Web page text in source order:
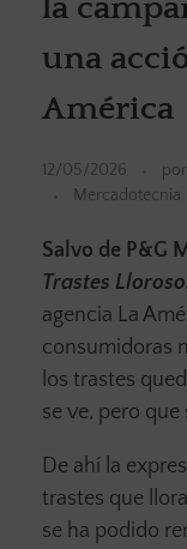
una
América
12/05/2026 por
Mercadotecnia
Salvo de P&G
Trastes
agencia La
consumidoras
los trastes
se ve, pero que
De ahí la
trastes que
se ha podido